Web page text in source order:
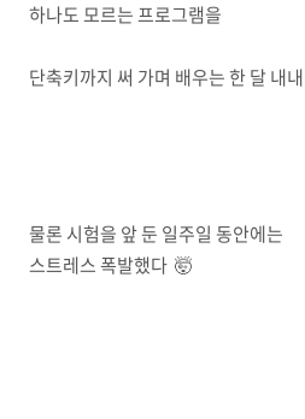
하나도 모르는 프로그램을
단축키까지 써 가며 배우는 한 달 내
물론 시험을 앞 둔 일주일 동안에는
스트레스 폭발했다 🤯